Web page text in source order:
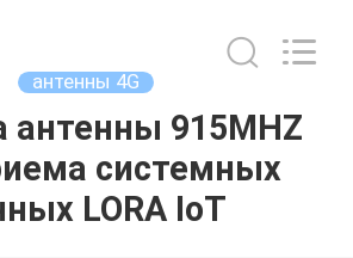
антенны 4G
антенны 915MHZ
системных
LORA IoT